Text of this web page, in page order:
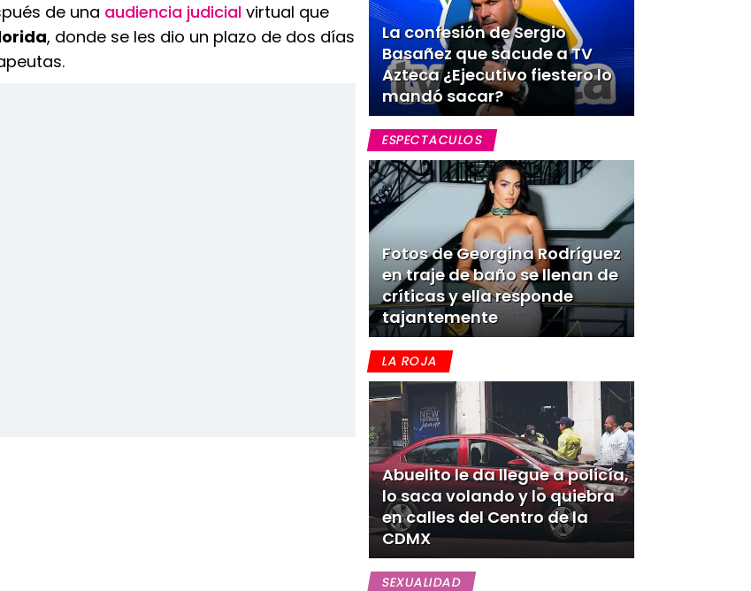
de una audiencia judicial virtual que
, donde se les dio un plazo de dos días
La confesión de Sergio
Basañez que sacude a TV
Azteca ¿Ejecutivo fiestero lo
mandó sacar?
ESPECTACULOS
Fotos de Georgina Rodríguez
en traje de baño se llenan de
críticas y ella responde
tajantemente
LA ROJA
Abuelito le da llegue a policía,
lo saca volando y lo quiebra
en calles del Centro de la
CDMX
SEXUALIDAD